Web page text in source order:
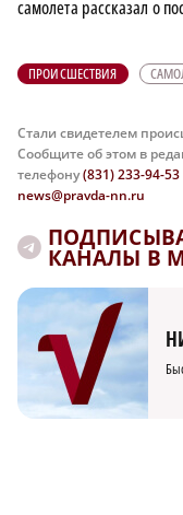
самолета рассказал о
ПРОИСШЕСТВИЯ
Стали свидетелем
Сообщите об этом в
телефону(831) 233-94-53
news@pravda-nn.ru
КАНАЛЫ В